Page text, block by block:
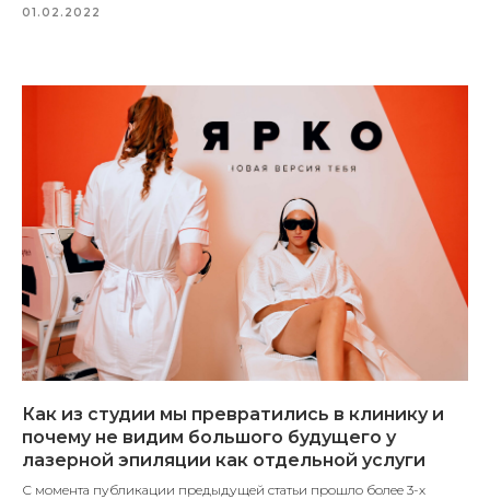
01.02.2022
Как из студии мы превратились в клинику и
почему не видим большого будущего у
лазерной эпиляции как отдельной услуги
С момента публикации предыдущей статьи прошло более 3-х